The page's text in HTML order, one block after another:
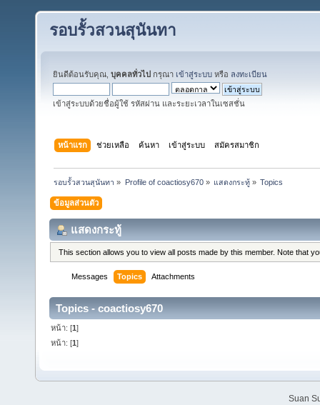
รอบรั้วสวนสุนันทา
ยินดีต้อนรับคุณ, บุคคลทั่วไป กรุณา เข้าสู่ระบบ หรือ ลงทะเบียน
เข้าสู่ระบบด้วยชื่อผู้ใช้ รหัสผ่าน และระยะเวลาในเซสชั่น
หน้าแรก ช่วยเหลือ ค้นหา เข้าสู่ระบบ สมัครสมาชิก
รอบรั้วสวนสุนันทา » Profile of coactiosy670» แสดงกระทู้» Topics
ข้อมูลส่วนตัว
แสดงกระทู้
This section allows you to view all posts made by this member. Note that
Messages Topics Attachments
Topics - coactiosy670
หน้า: [1]
หน้า: [1]
Suan